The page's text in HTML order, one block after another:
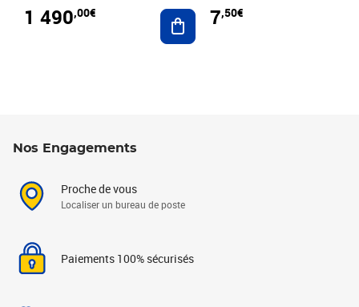
1 490,00€ Ajouter au panier
7,50€
Nos Engagements
Proche de vous
Localiser un bureau de poste
Paiements 100% sécurisés